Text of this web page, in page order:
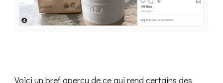
Voici un bref aperçu de ce qui rend certains des